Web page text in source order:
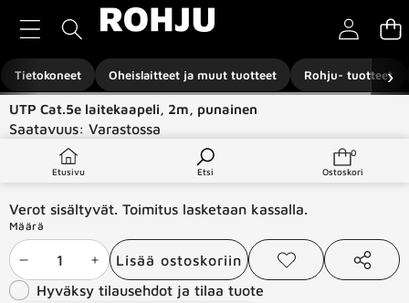
Tietokoneet Oheislaitteet ja muut tuotteet Rohju- tuotteet
›
Etusivu Etsi
0
0
Ostoskori
Siirry tuotetietoihin
UTP Cat.5e laitekaapeli, 2m, punainen
Saatavuus: Varastossa
Tuotetyyppi:
Verot sisältyvät. Toimitus lasketaan kassalla.
Määrä
Vähennä
määrää
Lisää
määrää
Lisää ostoskoriin
Lisää
toivelistaan
Jaa
Hyväksy tilausehdot ja tilaa tuote